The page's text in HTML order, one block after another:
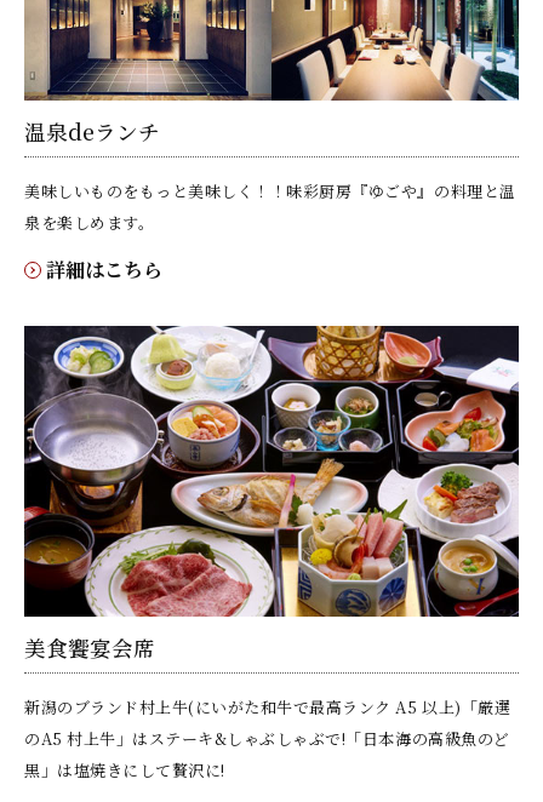
温泉deランチ
美味しいものをもっと美味しく！！味彩厨房『ゆごや』の料理と温
泉を楽しめます。
詳細はこちら
美食饗宴会席
新潟のブランド村上牛(にいがた和牛で最高ランク A5 以上)「厳選
のA5 村上牛」はステーキ&しゃぶしゃぶで!「日本海の高級魚のど
黒」は塩焼きにして贅沢に!